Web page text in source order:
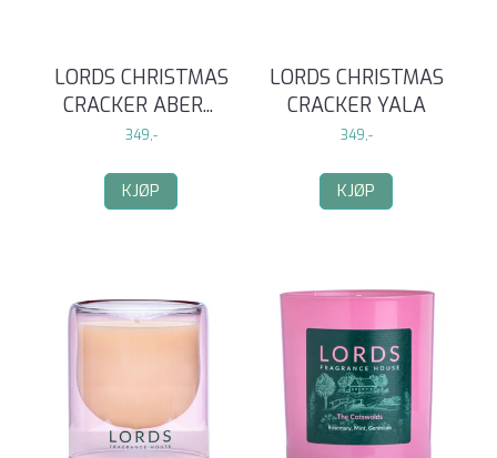
LORDS CHRISTMAS
CRACKER ABER...
349,-
KJØP
LORDS CHRISTMAS
CRACKER YALA
349,-
KJØP